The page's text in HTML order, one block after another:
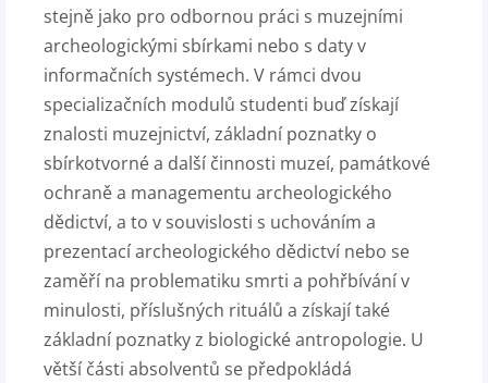
stejně jako pro odbornou práci s muzejními
archeologickými sbírkami nebo s daty v
informačních systémech. V rámci dvou
specializačních modulů studenti buď získají
znalosti muzejnictví, základní poznatky o
sbírkotvorné a další činnosti muzeí, památkové
ochraně a managementu archeologického
dědictví, a to v souvislosti s uchováním a
prezentací archeologického dědictví nebo se
zaměří na problematiku smrti a pohřbívání v
minulosti, příslušných rituálů a získají také
základní poznatky z biologické antropologie. U
větší části absolventů se předpokládá